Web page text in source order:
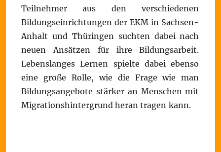
Teilnehmer aus den verschiedenen
Bildungseinrichtungen der EKM in Sachsen-
Anhalt und Thüringen suchten dabei nach
neuen Ansätzen für ihre Bildungsarbeit.
Lebenslanges Lernen spielte dabei ebenso
eine große Rolle, wie die Frage wie man
Bildungsangebote stärker an Menschen mit
Migrationshintergrund heran tragen kann.